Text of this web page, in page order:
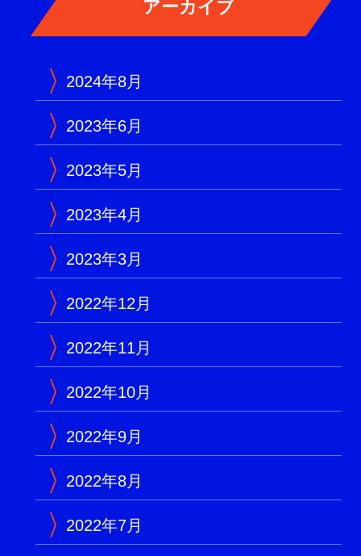
2024年8月
2023年6月
2023年5月
2023年4月
2023年3月
2022年12月
2022年11月
2022年10月
2022年9月
2022年8月
2022年7月